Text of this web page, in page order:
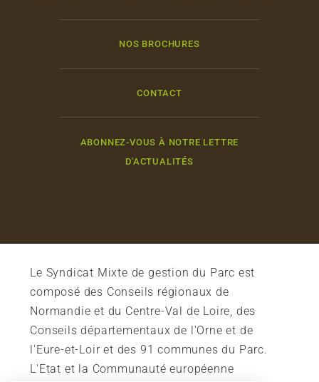
NOS BROCHURES
CONTACT
ABONNEZ-VOUS À NOTRE LETTRE
D'ACTUALITÉS
Le Syndicat Mixte de gestion du Parc est
composé des Conseils régionaux de
Normandie et du Centre-Val de Loire, des
Conseils départementaux de l'Orne et de
l'Eure-et-Loir et des 91 communes du Parc.
L'Etat et la Communauté européenne